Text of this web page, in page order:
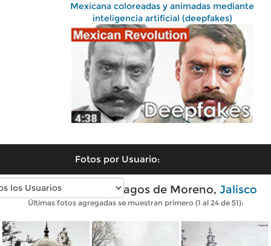
Mexicana coloreadas y animadas mediante
inteligencia artificial (deepfakes)
Fotos por Usuario:
Fotos antiguas de Lagos de Moreno, Jalisco
Últimas fotos agregadas se muestran primero (1 al 24 de 51):